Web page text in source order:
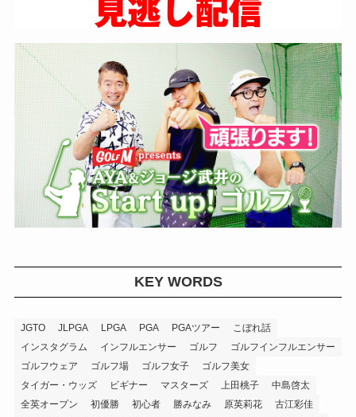
KEY WORDS
JGTO JLPGA LPGA PGA PGAツアー
こぼれ話
インスタグラム
インフルエンサー ゴルフ
ゴルフインフルエンサー
ゴルフウェア
ゴルフ場 ゴルフ女子
ゴルフ美女
タイガー・ウッズ
ビギナー マスターズ 上田桃子
中島啓太
全英オープン
初優勝 初心者 勝みなみ 原英莉花
古江彩佳